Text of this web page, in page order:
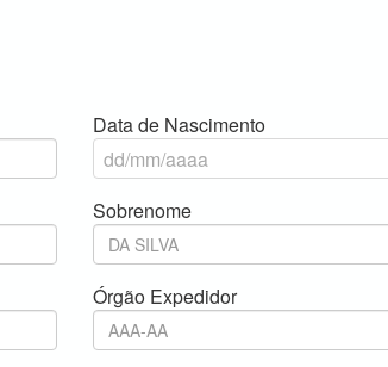
Data de Nascimento
Sobrenome
Órgão Expedidor